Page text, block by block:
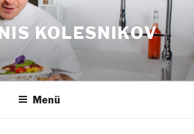
KOLESNIKOV
Menü